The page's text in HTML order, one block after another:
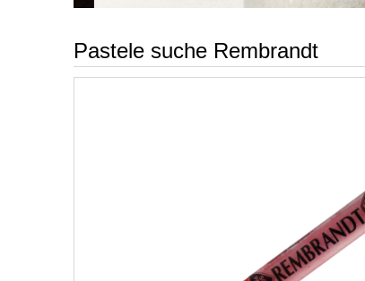
Pastele suche Rembrandt